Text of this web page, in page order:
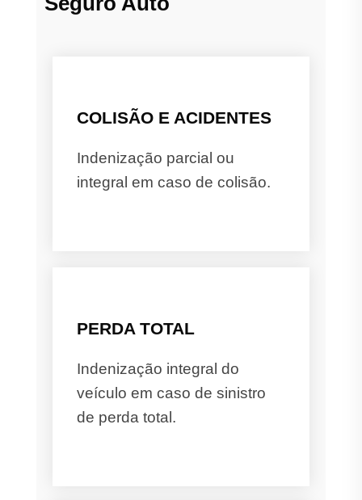
COLISÃO E ACIDENTES
Indenização parcial ou
integral em caso de colisão.
PERDA TOTAL
Indenização integral do
veículo em caso de sinistro
de perda total.